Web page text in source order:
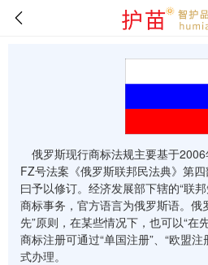
俄罗斯现行商标法规主要基于
FZ号法案《俄罗斯联邦民法典》第
曰予以修订。经济发展部下辖的“联
商标事务，官方语言为俄罗斯语。俄
先”原则，在某些情况下，也可以“在
商标注册可通过“单国注册”、“欧盟
式办理。